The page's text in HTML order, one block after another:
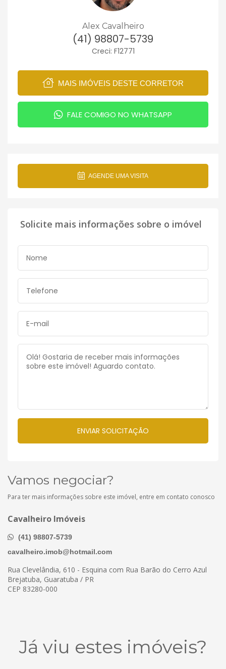
Alex Cavalheiro
(41) 98807-5739
Creci: F12771
MAIS IMÓVEIS DESTE CORRETOR
FALE COMIGO NO WHATSAPP
AGENDE UMA VISITA
Solicite mais informações sobre o imóvel
Vamos negociar?
Para ter mais informações sobre este imóvel, entre em contato conosco
Cavalheiro Imóveis
(41) 98807-5739
cavalheiro.imob@hotmail.com
Rua Clevelândia, 610 - Esquina com Rua Barão do Cerro Azul
Brejatuba, Guaratuba / PR
CEP 83280-000
Já viu estes imóveis?